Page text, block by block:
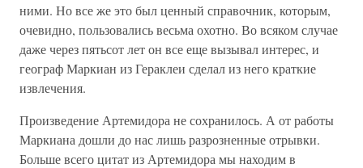
ними. Но все же это был ценный справочник, которым,
очевидно, пользовались весьма охотно. Во всяком случае
даже через пятьсот лет он все еще вызывал интерес, и
географ Маркиан из Гераклеи сделал из него краткие
извлечения.
Произведение Артемидора не сохранилось. А от работы
Маркиана дошли до нас лишь разрозненные отрывки.
Больше всего цитат из Артемидора мы находим в